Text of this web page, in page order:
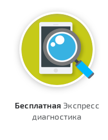
Бесплатная Экспресс
диагностика